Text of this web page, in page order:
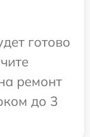
готово
ремонт
до 3